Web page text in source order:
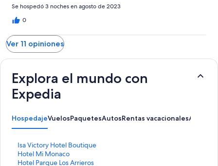
Se hospedó 3 noches en agosto de 2023
0
Ver 11 opiniones
Explora el mundo con
Expedia
HospedajeVuelosPaquetesAutosRentas vacacionales
Isa Victory Hotel Boutique
E
n
l
Hotel Mi Monaco
E
n
Hotel Parque Los Arrieros
E